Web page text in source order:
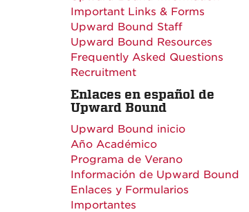
Important Links & Forms
Upward Bound Staff
Upward Bound Resources
Frequently Asked Questions
Recruitment
Enlaces en español de
Upward Bound
Upward Bound inicio
Año Académico
Programa de Verano
Información de Upward Bound
Enlaces y Formularios
Importantes